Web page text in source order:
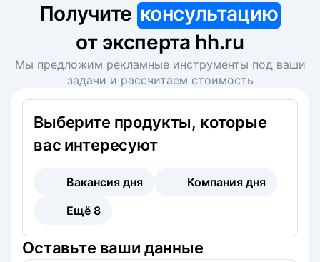
Получите консультацию
от эксперта hh.ru
Мы предложим рекламные инструменты под ваши
задачи и рассчитаем стоимость
Выберите продукты, которые
вас интересуют
Вакансия дня
Компания дня
Ещё 8
Оставьте ваши данные